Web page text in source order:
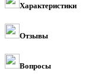
Характеристики
Отзывы
Вопросы